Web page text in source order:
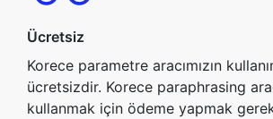
Ücretsiz
Korece parametre aracımızın
ücretsizdir. Korece paraphrasing
kullanmak için ödeme yapmak